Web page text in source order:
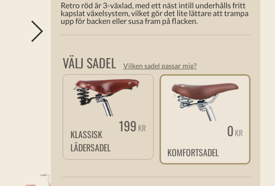
Retro röd är 3-växlad, med ett näst intill underhålls fritt
kapslat växelsystem, vilket gör det lite lättare att trampa
upp för backen eller susa fram på flacken.
VÄLJ SADEL Vilken sadel passar mig?
KLASSISK
LÄDERSADEL
199 KR
KOMFORTSADEL
0 KR